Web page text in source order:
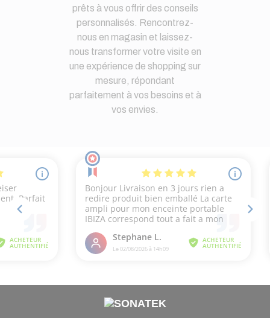
prêts à vous offrir des conseils
personnalisés. Rencontrez-
nous en magasin et laissez-
nous transformer votre visite en
une expérience de shopping sur
mesure, répondant
parfaitement à vos besoins et à
vos envies.